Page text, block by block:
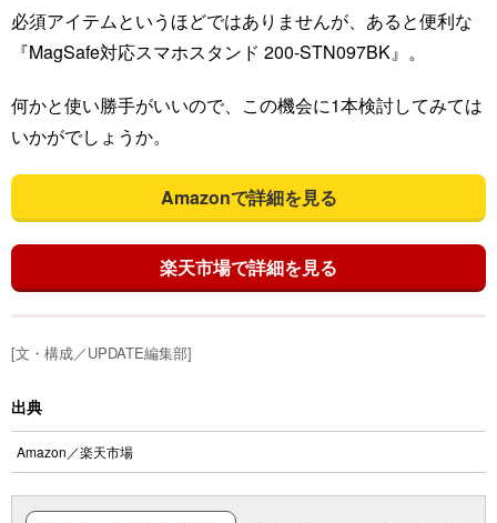
必須アイテムというほどではありませんが、あると便利な
『MagSafe対応スマホスタンド 200-STN097BK』。
何かと使い勝手がいいので、この機会に1本検討してみては
いかがでしょうか。
Amazonで詳細を見る
楽天市場で詳細を見る
[文・構成／UPDATE編集部]
出典
Amazon ／楽天市場